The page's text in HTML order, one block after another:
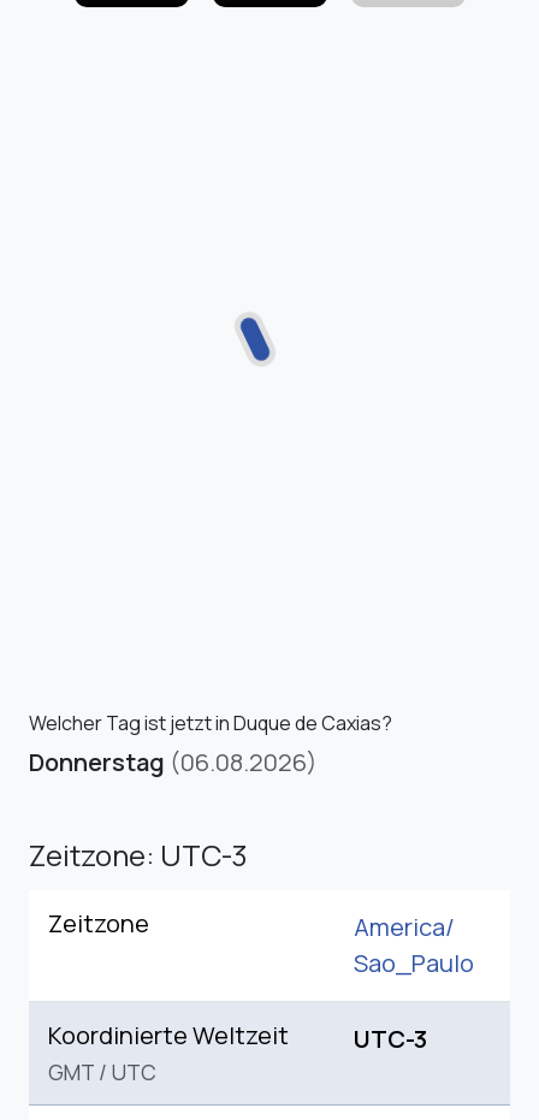
Welcher Tag ist jetzt in Duque de Caxias?
Donnerstag (06.08.2026)
Zeitzone: UTC-3
Zeitzone
America/
Sao_Paulo
Koordinierte Weltzeit
GMT / UTC
UTC-3